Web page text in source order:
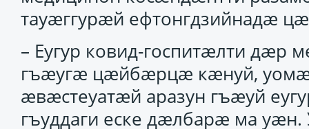
тауӕггурӕй ефтонгдзийнадӕ
– Еугур ковид-госпитӕлти дӕр
гъӕугӕ цӕйбӕрцӕ кӕнуй,
ӕвӕстеуатӕй аразун гъӕуй
гъуддаги еске дӕлбарӕ ма